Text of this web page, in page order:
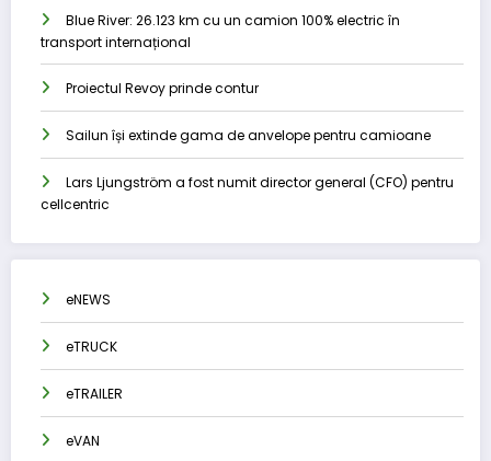
Blue River: 26.123 km cu un camion 100% electric în
transport internațional
Proiectul Revoy prinde contur
Sailun își extinde gama de anvelope pentru camioane
Lars Ljungström a fost numit director general (CFO) pentru
cellcentric
eNEWS
eTRUCK
eTRAILER
eVAN